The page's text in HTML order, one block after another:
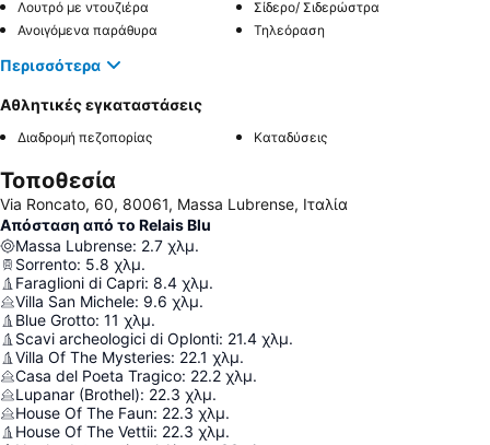
Λουτρό με ντουζιέρα
Σίδερο/ Σιδερώστρα
Ανοιγόμενα παράθυρα
Τηλεόραση
Περισσότερα
Αθλητικές εγκαταστάσεις
Διαδρομή πεζοπορίας Καταδύσεις
Τοποθεσία
Via Roncato, 60, 80061, Massa Lubrense, Ιταλία
Απόσταση από το Relais Blu
Massa Lubrense: 2.7 χλμ.
Sorrento: 5.8 χλμ.
Faraglioni di Capri: 8.4 χλμ.
Villa San Michele: 9.6 χλμ.
Blue Grotto: 11 χλμ.
Scavi archeologici di Oplonti: 21.4 χλμ.
Villa Of The Mysteries: 22.1 χλμ.
Casa del Poeta Tragico: 22.2 χλμ.
Lupanar (Brothel): 22.3 χλμ.
House Of The Faun: 22.3 χλμ.
House Of The Vettii: 22.3 χλμ.